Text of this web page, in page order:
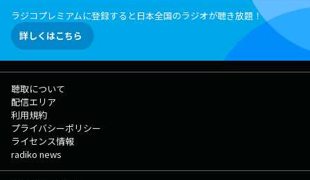
ラジコプレミアムに登録すると日本全国のラジオが聴き放題！
詳しくはこちら
聴取について
配信エリア
利用規約
プライバシーポリシー
ライセンス情報
radiko news